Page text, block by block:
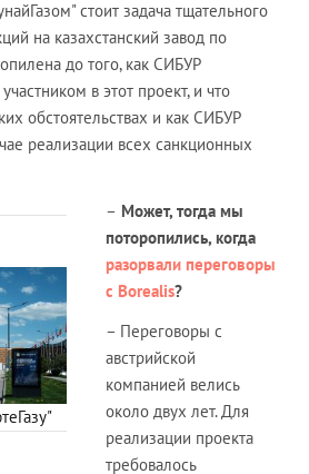
стоит задача тщательного
на казахстанский завод по
до того, как СИБУР
в этот проект, и что
обстоятельствах и как СИБУР
реализации всех санкционных
– Может, тогда мы
поторопились, когда
разорвали переговоры
с Borealis?
– Переговоры с
австрийской
компанией велись
около двух лет. Для
реализации проекта
требовалось